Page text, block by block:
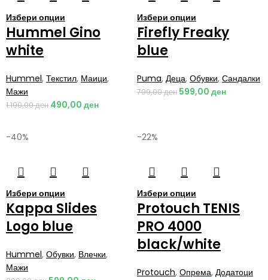
Избери опции
Hummel Gino
white
Hummel, Текстил, Маици,
Мажи
1.190,00ден 490,00 ден
Избери опции
Firefly Freaky
blue
Puma, Деца, Обувки, Сандалки
799,00ден 599,00 ден
-40%
Избери опции
Kappa Slides
Logo blue
Hummel, Обувки, Влечки,
Мажи
-22%
Избери опции
Protouch TENIS
PRO 4000
black/white
Protouch, Опрема, Додатоци